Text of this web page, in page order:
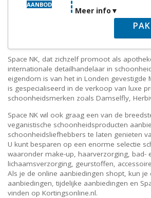
AANBOD
Meer info
Space NK, dat zichzelf promoot als
internationale detailhandelaar in
eigendom is van het in Londen gevestigde
is gespecialiseerd in de verkoop van luxe
schoonheidsmerken zoals Damselfly,
Space NK wil ook graag een van de
veganistische schoonheidsproducten
schoonheidsliefhebbers te laten genieten
U kunt besparen op een enorme selectie
waaronder make-up, haarverzorging, bad-
lichaamsverzorging, geurstoffen,
Als je de online aanbiedingen shopt, kun je
aanbiedingen, tijdelijke aanbiedingen en
vinden op Kortingsonline.nl.